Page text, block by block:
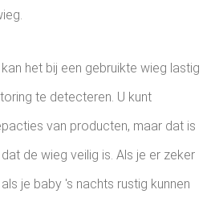
het bij een gebruikte wieg lastig
te detecteren. U kunt
van producten, maar dat is
de wieg veilig is. Als je er zeker
je baby 's nachts rustig kunnen